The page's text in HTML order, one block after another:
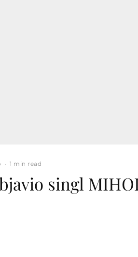
· 1 min read
singl